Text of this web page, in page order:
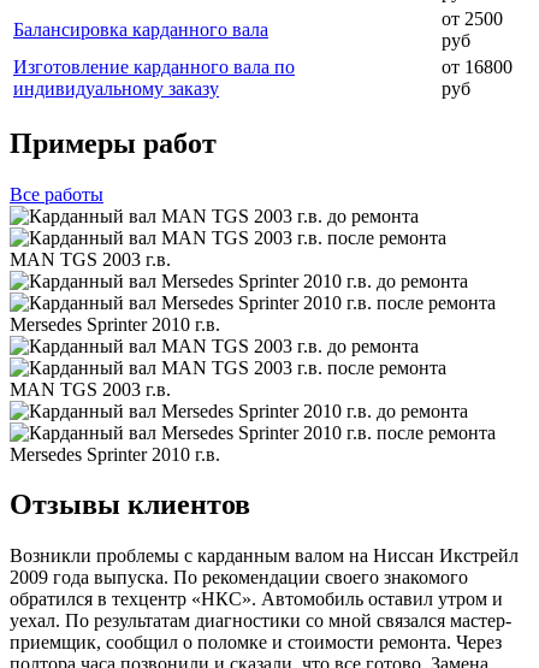
Балансировка карданного вала
от 2500
руб
Изготовление карданного вала по
индивидуальному заказу
от 16800
руб
Примеры работ
Все работы
MAN TGS 2003 г.в.
Mersedes Sprinter 2010 г.в.
MAN TGS 2003 г.в.
Mersedes Sprinter 2010 г.в.
Отзывы клиентов
Возникли проблемы с карданным валом на Ниссан Икстрейл
2009 года выпуска. По рекомендации своего знакомого
обратился в техцентр «НКС». Автомобиль оставил утром и
уехал. По результатам диагностики со мной связался мастер-
приемщик, сообщил о поломке и стоимости ремонта. Через